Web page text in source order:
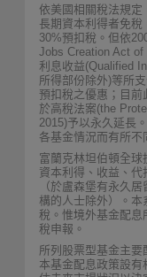
依美國相關稅法規
長期資本利得者免
30%預扣稅。但依
Jobs Creation Act of
利息收益(Qualified
所得部份除外)等所
預扣稅之優惠；目前
於高稅法案(the
2015)予以永久延長
各基金情況而有所不
富蘭克林坦伯頓全
資本利得、收益、
（於盧森堡有永久
構的人士除外）。本
稅。惟境外基金配息
稅申報。
所列股票型基金主
本基金配息政策設